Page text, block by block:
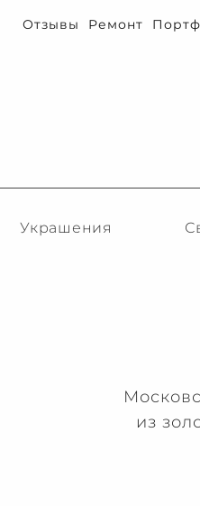
Отзывы Ремонт
Украшения
из